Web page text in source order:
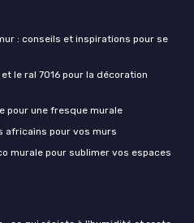
: conseils et inspirations pour se
le ral 7016 pour la décoration
pour une fresque murale
africains pour vos murs
murale pour sublimer vos espaces